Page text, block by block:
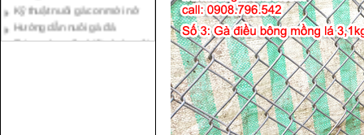
Hướng dẫn nuôi gà đá
Tại sao bạn cần biết cách nuôi
gà chọi ?